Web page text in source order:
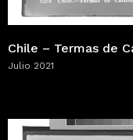
Chile – Termas de
Julio 2021